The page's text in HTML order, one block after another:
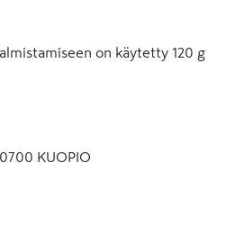
on käytetty 120 g
KUOPIO